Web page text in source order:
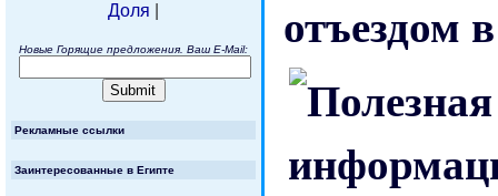
Доля
Новые Горящие предложения. Ваш E-Mail:
Рекламные ссылки
Заинтересованные в Египте